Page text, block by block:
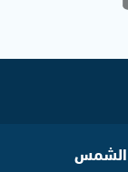
الشمس